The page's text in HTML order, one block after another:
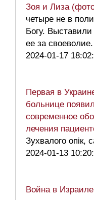
Зоя и Лиза
четыре не в
Богу. Выставили
ее за
2024-01-17
Первая в
больнице
современное
лечения
Зухвалого опік,
2024-01-13
Война в